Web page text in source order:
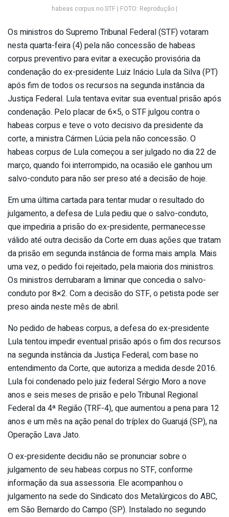
habeas corpus no STF | FOTO: Reprodução |
Os ministros do Supremo Tribunal Federal (STF) votaram
nesta quarta-feira (4) pela não concessão de habeas
corpus preventivo para evitar a execução provisória da
condenação do ex-presidente Luiz Inácio Lula da Silva (PT)
após fim de todos os recursos na segunda instância da
Justiça Federal. Lula tentava evitar sua eventual prisão após
condenação. Pelo placar de 6×5, o STF julgou contra o
habeas corpus e teve o voto decisivo da presidente da
corte, a ministra Cármen Lúcia pela não concessão. O
habeas corpus de Lula começou a ser julgado no dia 22 de
março, quando foi interrompido, na ocasião ele ganhou um
salvo-conduto para não ser preso até a decisão de hoje.
Em uma última cartada para tentar mudar o resultado do
julgamento, a defesa de Lula pediu que o salvo-conduto,
que impediria a prisão do ex-presidente, permanecesse
válido até outra decisão da Corte em duas ações que tratam
da prisão em segunda instância de forma mais ampla. Mais
uma vez, o pedido foi rejeitado, pela maioria dos ministros.
Os ministros derrubaram a liminar que concedia o salvo-
conduto por 8×2. Com a decisão do STF, o petista pode ser
preso ainda neste mês de abril.
No pedido de habeas corpus, a defesa do ex-presidente
Lula tentou impedir eventual prisão após o fim dos recursos
na segunda instância da Justiça Federal, com base no
entendimento da Corte, que autoriza a medida desde 2016.
Lula foi condenado pelo juiz federal Sérgio Moro a nove
anos e seis meses de prisão e pelo Tribunal Regional
Federal da 4ª Região (TRF-4), que aumentou a pena para 12
anos e um mês na ação penal do tríplex do Guarujá (SP), na
Operação Lava Jato.
O ex-presidente decidiu não se pronunciar sobre o
julgamento de seu habeas corpus no STF, conforme
informação da sua assessoria. Ele acompanhou o
julgamento na sede do Sindicato dos Metalúrgicos do ABC,
em São Bernardo do Campo (SP). Instalado no segundo